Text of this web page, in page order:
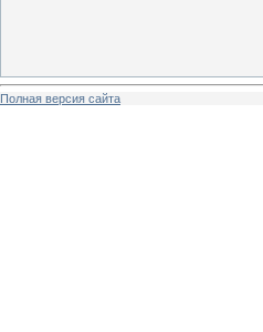
Полная версия сайта